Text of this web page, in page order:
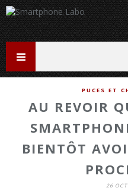
PUCES ET
AU REVOIR
BIENTÔT
26